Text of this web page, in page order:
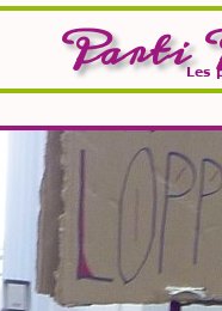
Parti Les